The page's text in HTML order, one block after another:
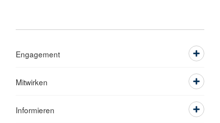
Engagement
Mitwirken
Informieren